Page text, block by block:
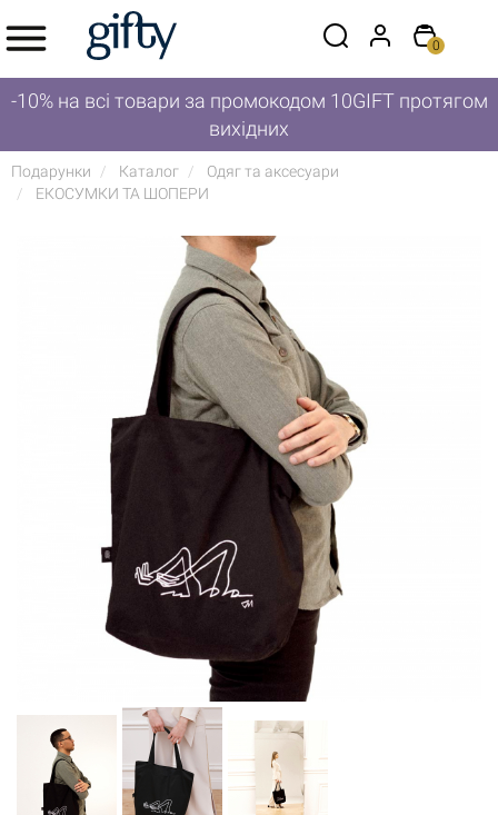
0
-10% на всі товари за промокодом 10GIFT протягом
вихідних
Подарунки Каталог
Одяг та аксесуари
ЕКОСУМКИ ТА ШОПЕРИ